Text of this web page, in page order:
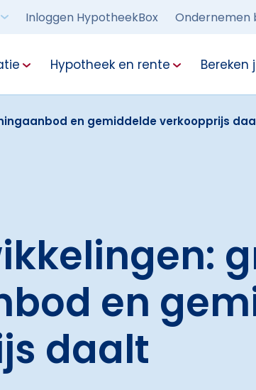
Inloggen HypotheekBox Ondernemen
Hypotheek en rente Bereken
en gemiddelde verkoopprijs
en
daalt